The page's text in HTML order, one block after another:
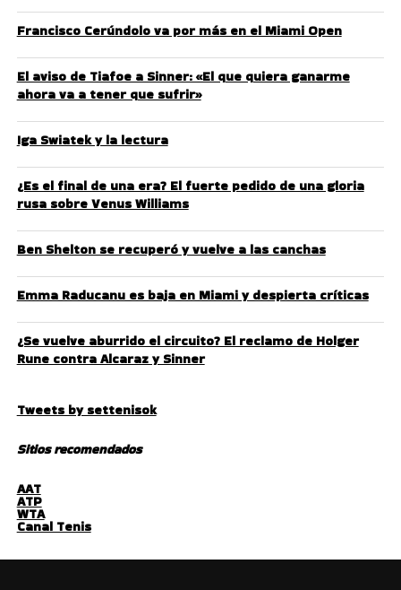
Francisco Cerúndolo va por más en el Miami Open
El aviso de Tiafoe a Sinner: «El que quiera ganarme
ahora va a tener que sufrir»
Iga Swiatek y la lectura
¿Es el final de una era? El fuerte pedido de una gloria
rusa sobre Venus Williams
Ben Shelton se recuperó y vuelve a las canchas
Emma Raducanu es baja en Miami y despierta críticas
¿Se vuelve aburrido el circuito? El reclamo de Holger
Rune contra Alcaraz y Sinner
Tweets by settenisok
Sitios recomendados
AAT
ATP
WTA
Canal Tenis